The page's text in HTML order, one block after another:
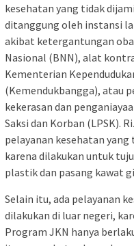
kesehatan yang tidak
ditanggung oleh instansi
akibat ketergantungan
Nasional (BNN), alat
Kementerian
(Kemendukbangga), atau
kekerasan dan
Saksi dan Korban (LPSK).
pelayanan kesehatan yang
karena dilakukan untuk
plastik dan pasang kawat
Selain itu, ada pelayanan
dilakukan di luar negeri,
Program JKN hanya